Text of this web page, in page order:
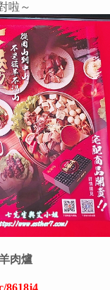
啦～
肉爐